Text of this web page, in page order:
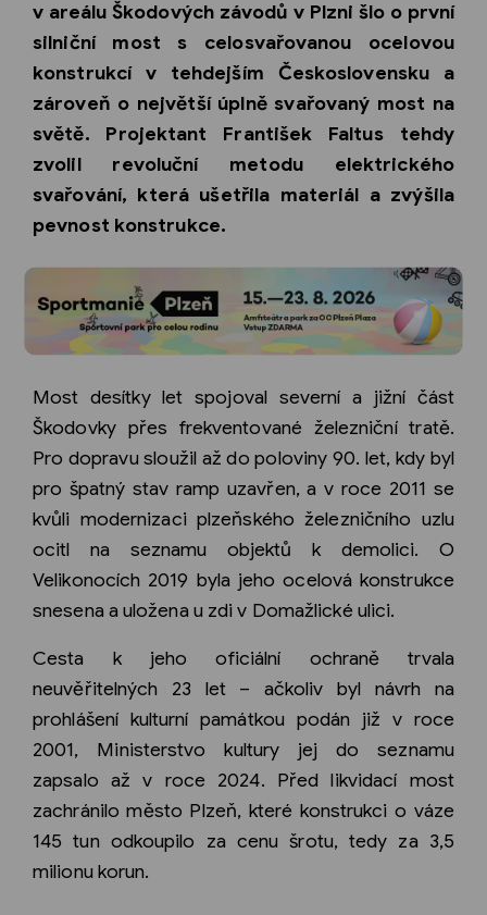
v areálu Škodových závodů v Plzni šlo o první
silniční most s celosvařovanou ocelovou
konstrukcí v tehdejším Československu a
zároveň o největší úplně svařovaný most na
světě. Projektant František Faltus tehdy
zvolil revoluční metodu elektrického
svařování, která ušetřila materiál a zvýšila
pevnost konstrukce.
Most desítky let spojoval severní a jižní část
Škodovky přes frekventované železniční tratě.
Pro dopravu sloužil až do poloviny 90. let, kdy byl
pro špatný stav ramp uzavřen, a v roce 2011 se
kvůli modernizaci plzeňského železničního uzlu
ocitl na seznamu objektů k demolici. O
Velikonocích 2019 byla jeho ocelová konstrukce
snesena a uložena u zdi v Domažlické ulici.
Cesta k jeho oficiální ochraně trvala
neuvěřitelných 23 let – ačkoliv byl návrh na
prohlášení kulturní památkou podán již v roce
2001, Ministerstvo kultury jej do seznamu
zapsalo až v roce 2024. Před likvidací most
zachránilo město Plzeň, které konstrukci o váze
145 tun odkoupilo za cenu šrotu, tedy za 3,5
milionu korun.